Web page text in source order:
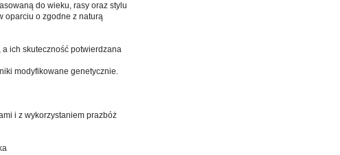
do wieku, rasy oraz stylu
oparciu o zgodne z naturą
ich skuteczność potwierdzana
modyfikowane genetycznie.
i z wykorzystaniem prazbóż